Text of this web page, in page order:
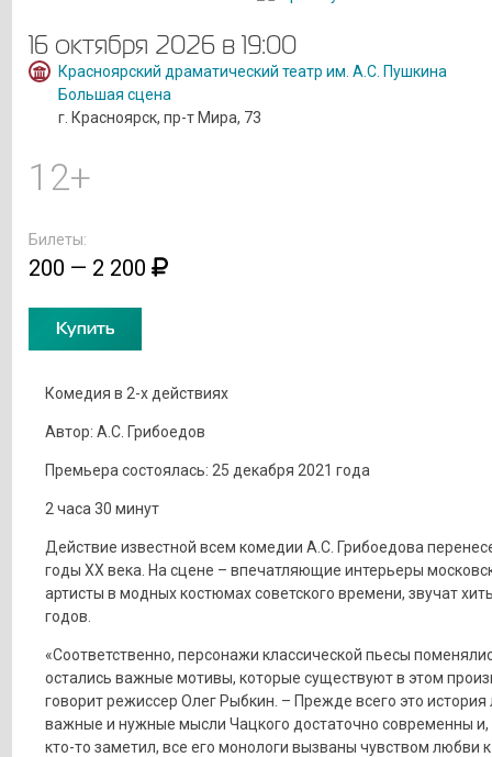
16 октября 2026 в 19:00
Красноярский драматический театр им. А.С. Пушкина
Большая сцена
г. Красноярск, пр-т Мира, 73
12+
Билеты:
200 — 2 200
Купить
Комедия в 2-х действиях
Автор: А.С. Грибоедов
Премьера состоялась: 25 декабря 2021 года
2 часа 30 минут
Действие известной всем комедии А.С. Грибоедова
годы XX века. На сцене – впечатляющие интерьеры
артисты в модных костюмах советского времени, звучат
годов.
«Соответственно, персонажи классической пьесы
остались важные мотивы, которые существуют в этом
говорит режиссер Олег Рыбкин. – Прежде всего это
важные и нужные мысли Чацкого достаточно современны и,
кто-то заметил, все его монологи вызваны чувством любви